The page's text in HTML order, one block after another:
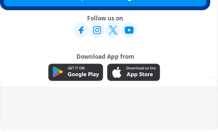
Follow us on
Download App from
ADVERTISEMENT